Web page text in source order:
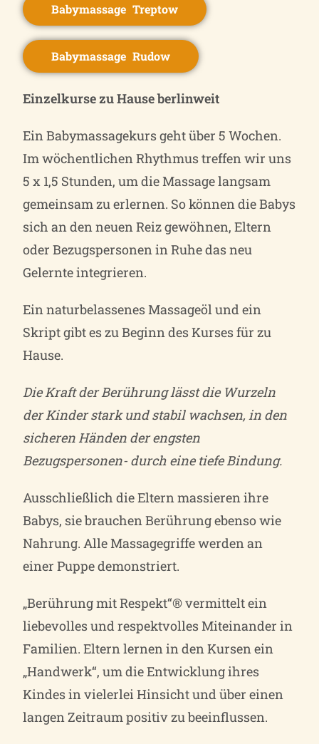
Babymassage Treptow
Babymassage Rudow
Einzelkurse zu Hause berlinweit
Ein Babymassagekurs geht über 5 Wochen.
Im wöchentlichen Rhythmus treffen wir uns
5 x 1,5 Stunden, um die Massage langsam
gemeinsam zu erlernen. So können die Babys
sich an den neuen Reiz gewöhnen, Eltern
oder Bezugspersonen in Ruhe das neu
Gelernte integrieren.
Ein naturbelassenes Massageöl und ein
Skript gibt es zu Beginn des Kurses für zu
Hause.
Die Kraft der Berührung lässt die Wurzeln
der Kinder stark und stabil wachsen, in den
sicheren Händen der engsten
Bezugspersonen- durch eine tiefe Bindung.
Ausschließlich die Eltern massieren ihre
Babys, sie brauchen Berührung ebenso wie
Nahrung. Alle Massagegriffe werden an
einer Puppe demonstriert.
„Berührung mit Respekt“® vermittelt ein
liebevolles und respektvolles Miteinander in
Familien. Eltern lernen in den Kursen ein
„Handwerk“, um die Entwicklung ihres
Kindes in vielerlei Hinsicht und über einen
langen Zeitraum positiv zu beeinflussen.